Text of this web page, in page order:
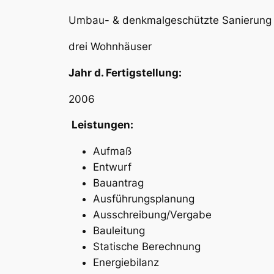
Umbau- & denkmalgeschützte Sanierung
drei Wohnhäuser
Jahr d. Fertigstellung:
2006
Leistungen:
Aufmaß
Entwurf
Bauantrag
Ausführungsplanung
Ausschreibung/Vergabe
Bauleitung
Statische Berechnung
Energiebilanz